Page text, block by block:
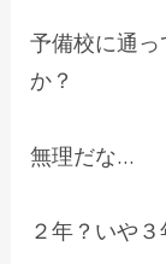
予備校に通
か？
無理だな…
２年？いや３